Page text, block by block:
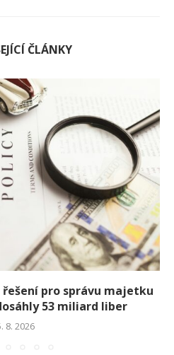
ČLÁNKY
pro správu majetku
53 miliard liber
8. 2026